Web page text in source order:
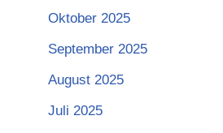
Oktober 2025
September 2025
August 2025
Juli 2025